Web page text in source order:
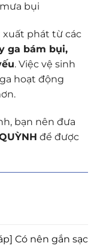
bụi
xuất phát từ các
ga bám bụi,
. Việc vệ sinh
hoạt động
bạn nên đưa
để được
Có nên gắn sạc